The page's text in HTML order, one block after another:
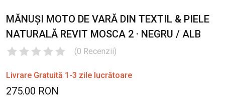
MĂNUȘI MOTO DE VARĂ DIN TEXTIL & PIELE
NATURALĂ REVIT MOSCA 2 · NEGRU / ALB
(0 Recenzii)
Livrare Gratuită 1-3 zile lucrătoare
275.00 RON